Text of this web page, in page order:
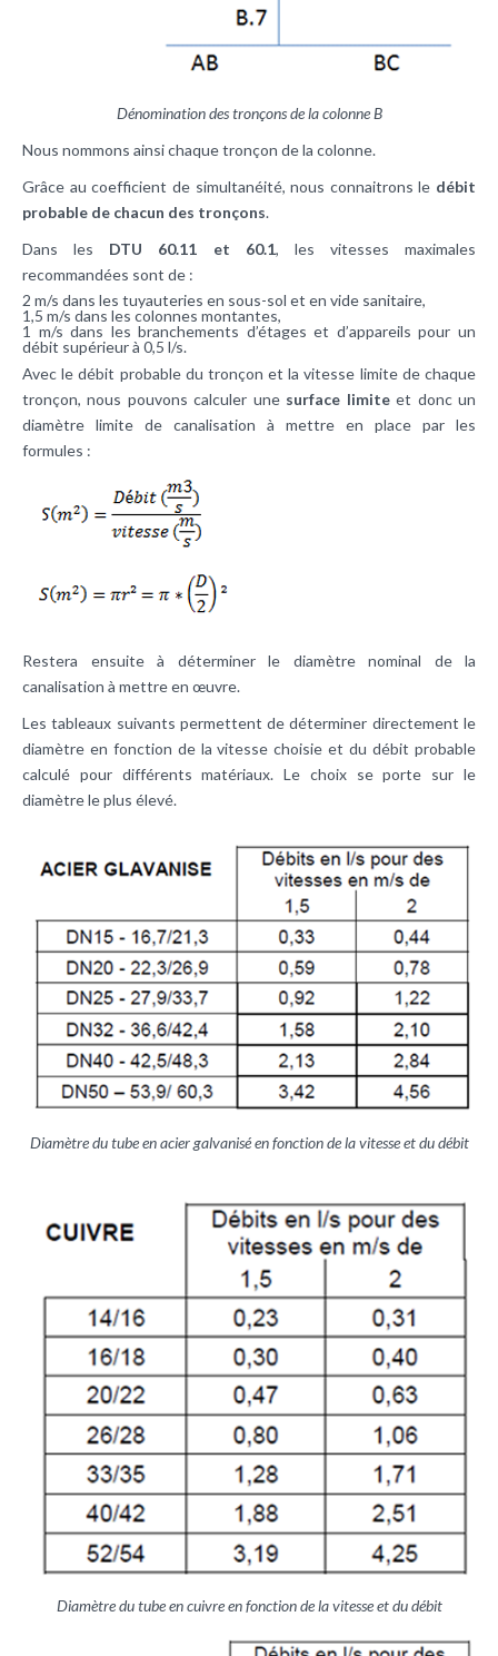
Dénomination des tronçons de la colonne B
Nous nommons ainsi chaque tronçon de la colonne.
Grâce au coefficient de simultanéité, nous connaitrons le débit
probable de chacun des tronçons.
Dans les DTU 60.11 et 60.1, les vitesses maximales
recommandées sont de :
2 m/s dans les tuyauteries en sous-sol et en vide sanitaire,
1,5 m/s dans les colonnes montantes,
1 m/s dans les branchements d’étages et d’appareils pour un
débit supérieur à 0,5 l/s.
Avec le débit probable du tronçon et la vitesse limite de chaque
tronçon, nous pouvons calculer unesurface limiteet donc un
diamètre limite de canalisation à mettre en place par les
formules :
Restera ensuite à déterminer le diamètre nominal de la
canalisation à mettre en œuvre.
Les tableaux suivants permettent de déterminer directement le
diamètre en fonction de la vitesse choisie et du débit probable
calculé pour différents matériaux. Le choix se porte sur le
diamètre le plus élevé.
Diamètre du tube en acier galvanisé en fonction de la vitesse et du débit
Diamètre du tube en cuivre en fonction de la vitesse et du débit